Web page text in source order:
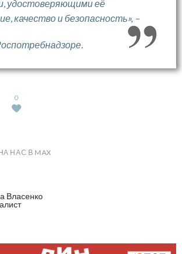
удостоверяющими её
качество и безопасность», –
0
НАС В MAX
Власенко